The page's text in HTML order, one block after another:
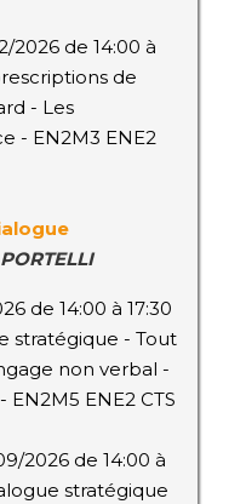
2026 de 14:00 à
de
- Les
- EN2M3 ENE2
de 14:00 à 17:30
stratégique - Tout
non verbal -
EN2M5 ENE2 CTS
2026 de 14:00 à
stratégique